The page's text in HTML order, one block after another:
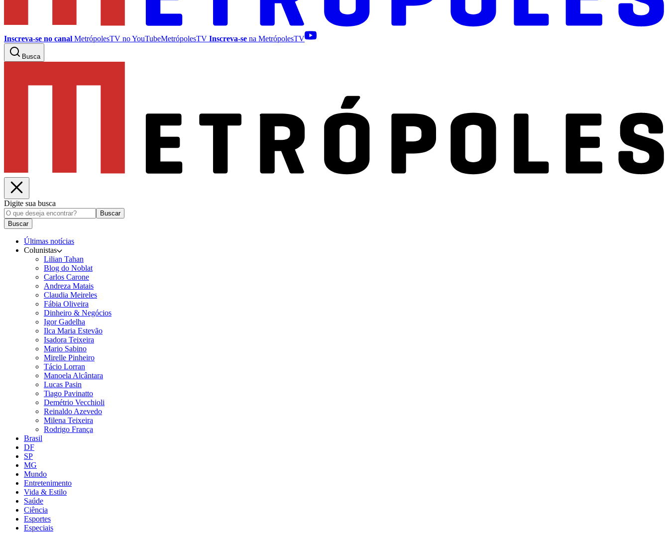
Inscreva-se no canal MetrópolesTV noYouTubeMetrópolesTV Inscreva-se na MetrópolesTV
Busca
Digite sua busca
Buscar
Buscar
Últimas notícias
Colunistas
Lilian Tahan
Blog do Noblat
Carlos Carone
Andreza Matais
Claudia Meireles
Fábia Oliveira
Dinheiro & Negócios
Igor Gadelha
Ilca Maria Estevão
Isadora Teixeira
Mario Sabino
Mirelle Pinheiro
Tácio Lorran
Manoela Alcântara
Lucas Pasin
Tiago Pavinatto
Demétrio Vecchioli
Reinaldo Azevedo
Milena Teixeira
Rodrigo França
Brasil
DF
SP
MG
Mundo
Entretenimento
Vida & Estilo
Saúde
Ciência
Esportes
Especiais